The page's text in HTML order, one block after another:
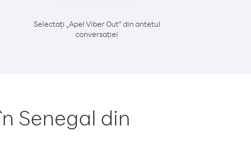
Selectați „Apel Viber Out” din antetul
conversației
Senegal din